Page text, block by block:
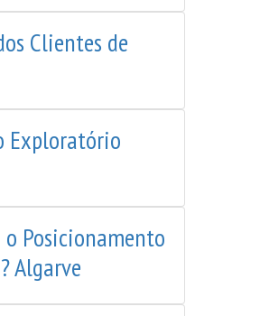
Clientes de
Exploratório
Posicionamento
Algarve